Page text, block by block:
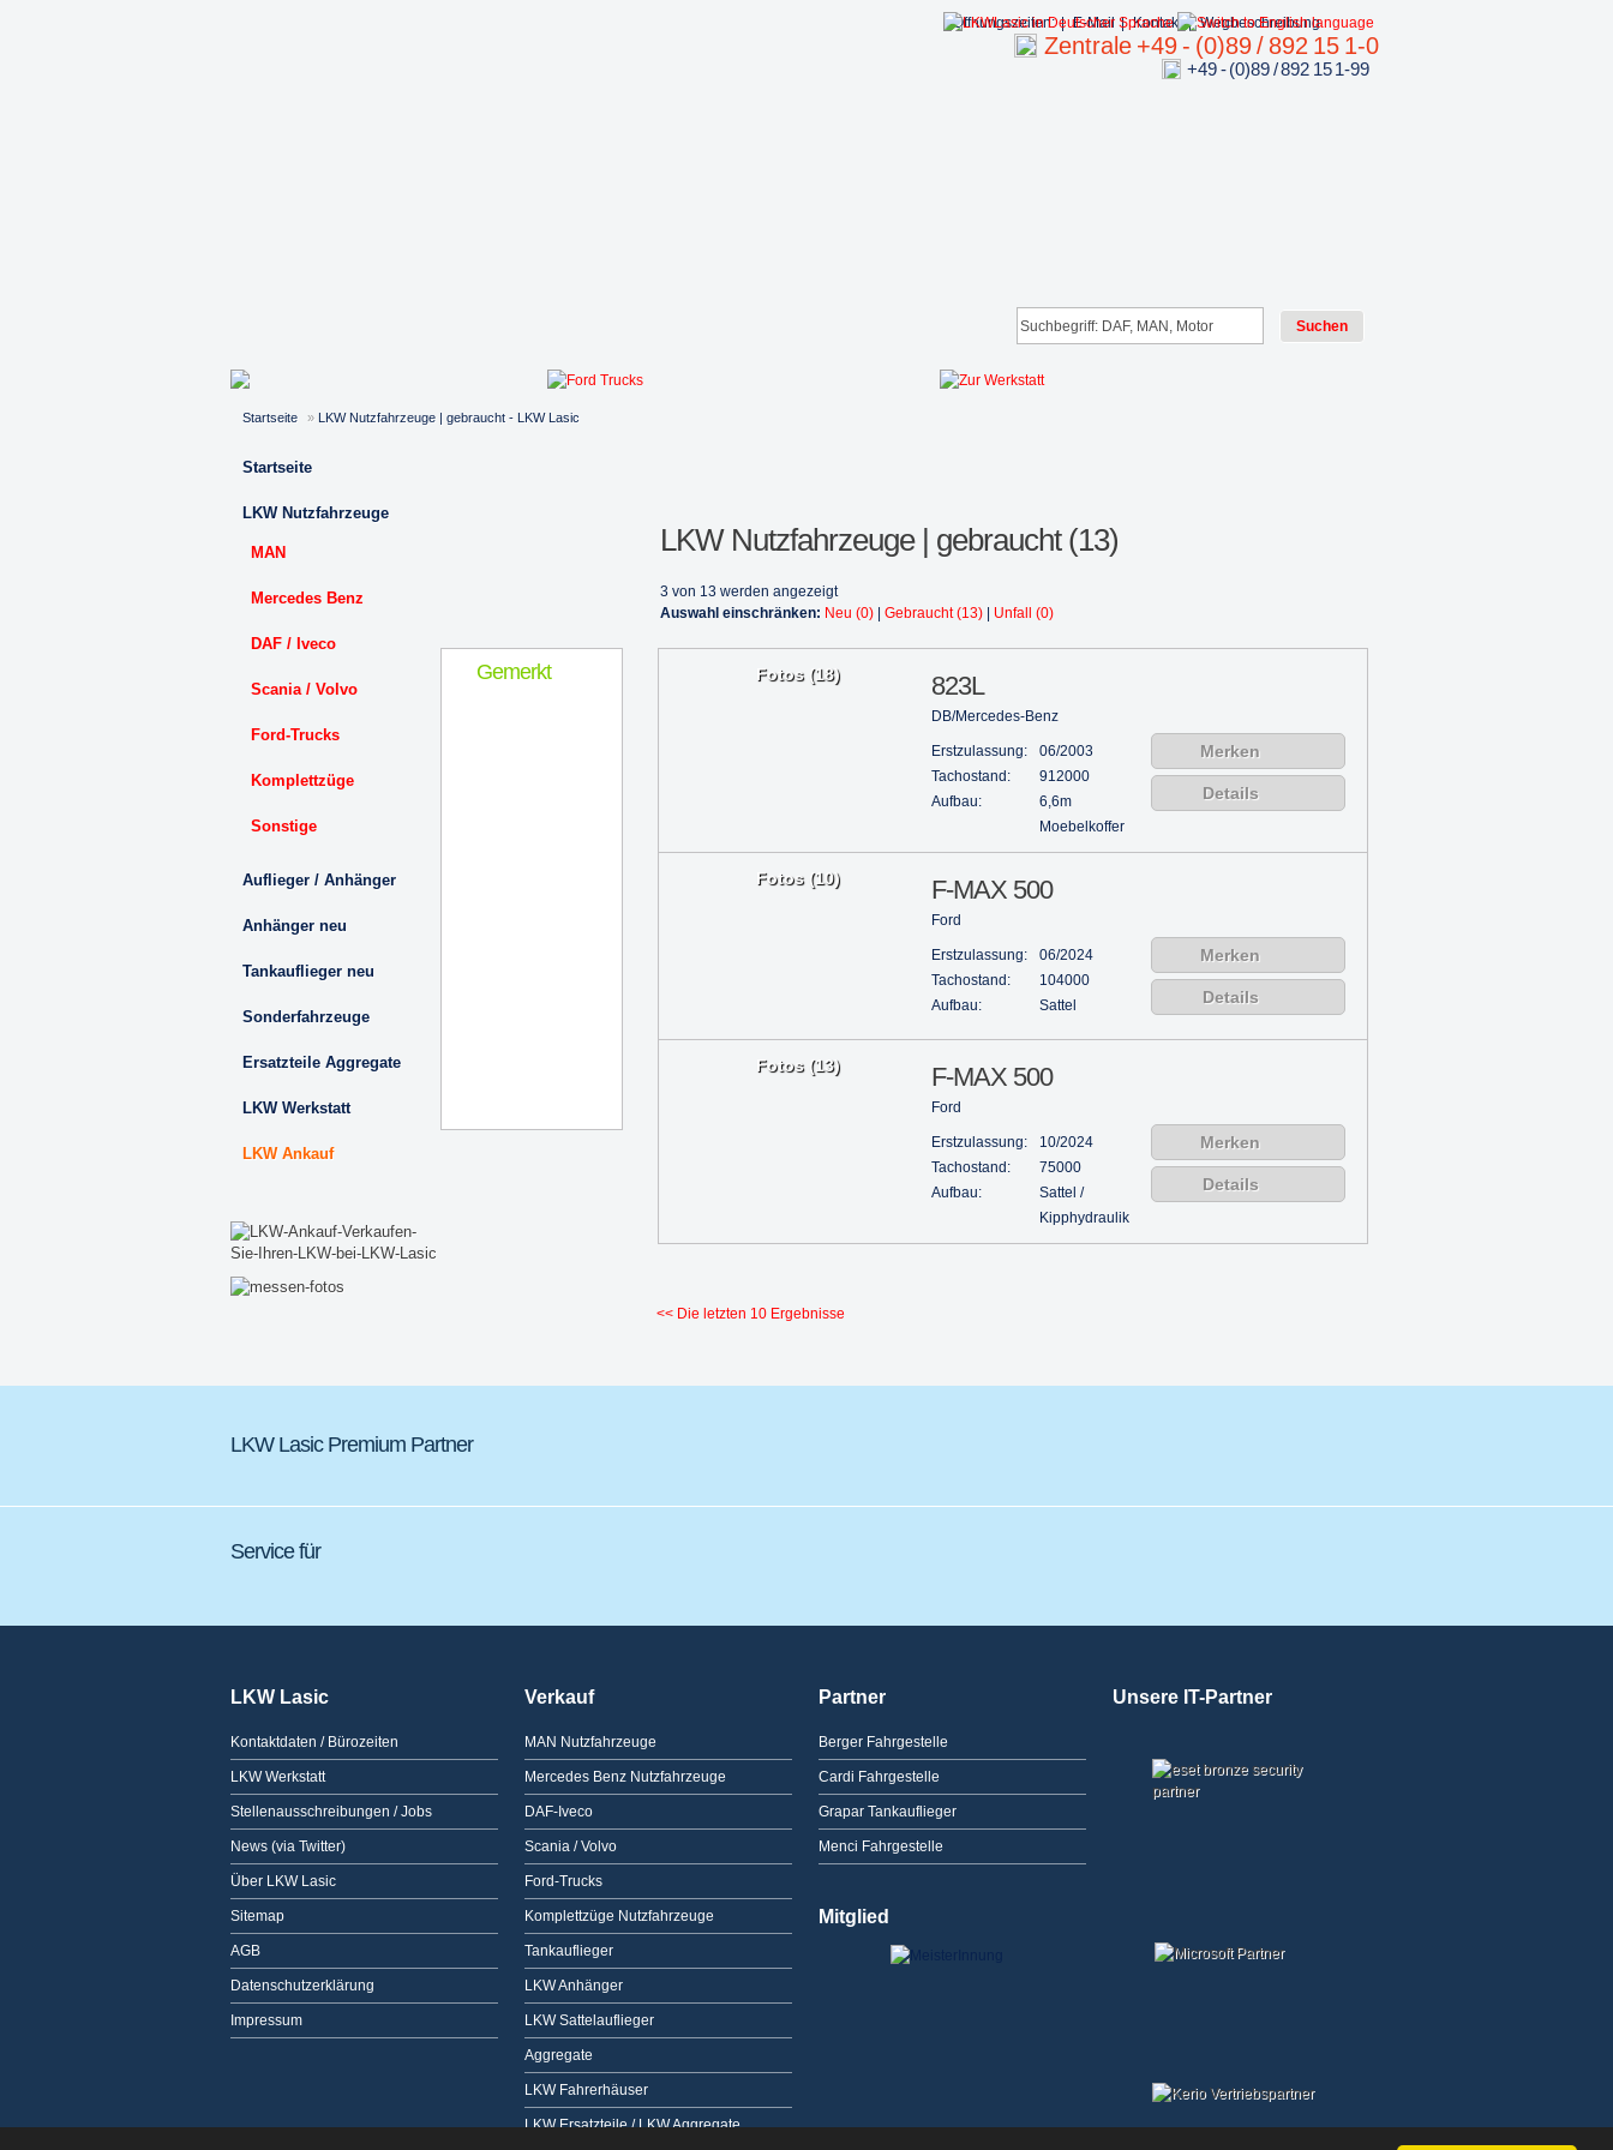
Wegbeschreibung
Kontakt |
E-Mail |
Öffnungszeiten: |
Zentrale +49 - (0)89 / 892 15 1-0
+49 - (0)89 / 892 15 1-99
Startseite » LKW Nutzfahrzeuge | gebraucht - LKW Lasic
Startseite
LKW Nutzfahrzeuge
MAN
Mercedes Benz
DAF / Iveco
Scania / Volvo
Ford-Trucks
Komplettzüge
Sonstige
Auflieger / Anhänger
Anhänger neu
Tankauflieger neu
Sonderfahrzeuge
Ersatzteile Aggregate
LKW Werkstatt
LKW Ankauf
LKW Nutzfahrzeuge | gebraucht (13)
3 von 13 werden angezeigt
Auswahl einschränken: Neu (0) Gebraucht (13) Unfall (0)
Gemerkt Fotos (18)
Merken
Details
823L
DB/Mercedes-Benz
Erstzulassung:
06/2003
Tachostand:
912000
Aufbau:
6,6m
Moebelkoffer
Fotos (10)
Merken
Details
F-MAX 500
Ford
Erstzulassung:
06/2024
Tachostand:
104000
Aufbau:
Sattel
Fotos (13)
Merken
Details
F-MAX 500
Ford
Erstzulassung:
10/2024
Tachostand:
75000
Aufbau:
Sattel /
Kipphydraulik
<< Die letzten 10 Ergebnisse
LKW Lasic Premium Partner
Service für
LKW Lasic
Kontaktdaten / Bürozeiten
LKW Werkstatt
Stellenausschreibungen / Jobs
News (via Twitter)
Über LKW Lasic
Sitemap
AGB
Datenschutzerklärung
Impressum
Verkauf
MAN Nutzfahrzeuge
Mercedes Benz Nutzfahrzeuge
DAF-Iveco
Scania / Volvo
Ford-Trucks
Komplettzüge Nutzfahrzeuge
Tankauflieger
LKW Anhänger
LKW Sattelauflieger
Aggregate
LKW Fahrerhäuser
LKW Ersatzteile / LKW Aggregate
Partner
Berger Fahrgestelle
Cardi Fahrgestelle
Grapar Tankauflieger
Menci Fahrgestelle
Mitglied
Unsere IT-Partner